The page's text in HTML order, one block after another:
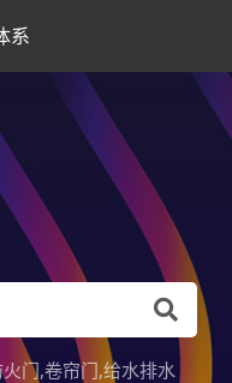
系
门 卷帘门 给水排水